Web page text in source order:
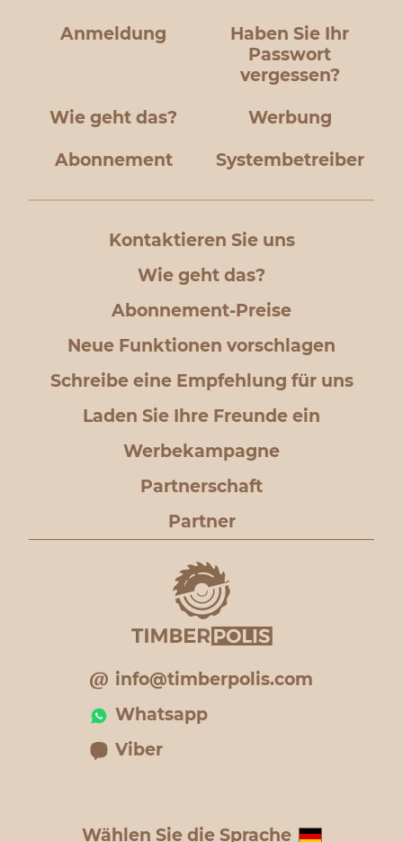
Anmeldung
Haben Sie Ihr
Passwort
vergessen?
Wie geht das? Werbung
Abonnement Systembetreiber
Kontaktieren Sie uns
Wie geht das?
Abonnement-Preise
Neue Funktionen vorschlagen
Schreibe eine Empfehlung für uns
Laden Sie Ihre Freunde ein
Werbekampagne
Partnerschaft
Partner
info@timberpolis.com
Whatsapp
Viber
Wählen Sie die Sprache